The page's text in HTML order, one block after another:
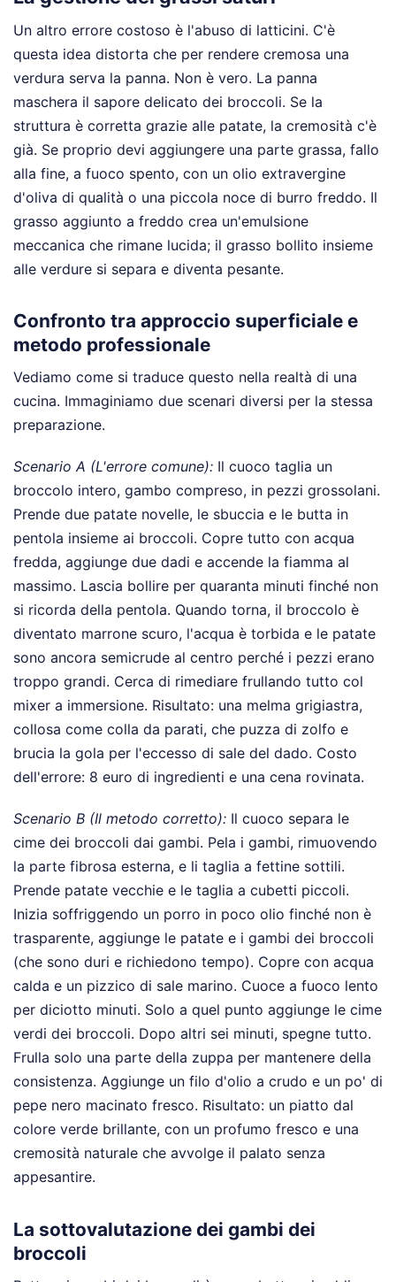
Un altro errore costoso è l'abuso di latticini. C'è
questa idea distorta che per rendere cremosa una
verdura serva la panna. Non è vero. La panna
maschera il sapore delicato dei broccoli. Se la
struttura è corretta grazie alle patate, la cremosità c'è
già. Se proprio devi aggiungere una parte grassa, fallo
alla fine, a fuoco spento, con un olio extravergine
d'oliva di qualità o una piccola noce di burro freddo. Il
grasso aggiunto a freddo crea un'emulsione
meccanica che rimane lucida; il grasso bollito insieme
alle verdure si separa e diventa pesante.
Confronto tra approccio superficiale e
metodo professionale
Vediamo come si traduce questo nella realtà di una
cucina. Immaginiamo due scenari diversi per la stessa
preparazione.
Scenario A (L'errore comune): Il cuoco taglia un
broccolo intero, gambo compreso, in pezzi grossolani.
Prende due patate novelle, le sbuccia e le butta in
pentola insieme ai broccoli. Copre tutto con acqua
fredda, aggiunge due dadi e accende la fiamma al
massimo. Lascia bollire per quaranta minuti finché non
si ricorda della pentola. Quando torna, il broccolo è
diventato marrone scuro, l'acqua è torbida e le patate
sono ancora semicrude al centro perché i pezzi erano
troppo grandi. Cerca di rimediare frullando tutto col
mixer a immersione. Risultato: una melma grigiastra,
collosa come colla da parati, che puzza di zolfo e
brucia la gola per l'eccesso di sale del dado. Costo
dell'errore: 8 euro di ingredienti e una cena rovinata.
Scenario B (Il metodo corretto): Il cuoco separa le
cime dei broccoli dai gambi. Pela i gambi, rimuovendo
la parte fibrosa esterna, e li taglia a fettine sottili.
Prende patate vecchie e le taglia a cubetti piccoli.
Inizia soffriggendo un porro in poco olio finché non è
trasparente, aggiunge le patate e i gambi dei broccoli
(che sono duri e richiedono tempo). Copre con acqua
calda e un pizzico di sale marino. Cuoce a fuoco lento
per diciotto minuti. Solo a quel punto aggiunge le cime
verdi dei broccoli. Dopo altri sei minuti, spegne tutto.
Frulla solo una parte della zuppa per mantenere della
consistenza. Aggiunge un filo d'olio a crudo e un po' di
pepe nero macinato fresco. Risultato: un piatto dal
colore verde brillante, con un profumo fresco e una
cremosità naturale che avvolge il palato senza
appesantire.
La sottovalutazione dei gambi dei
broccoli